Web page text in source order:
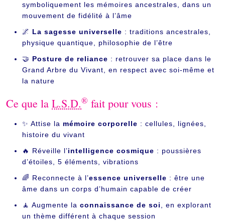
symboliquement les mémoires ancestrales, dans un
mouvement de fidélité à l’âme
🌌 La sagesse universelle : traditions ancestrales,
physique quantique, philosophie de l’être
🤝 Posture de reliance : retrouver sa place dans le
Grand Arbre du Vivant, en respect avec soi-même et
la nature
Ce que la L.S.D.® fait pour vous :
✨ Attise la mémoire corporelle : cellules, lignées,
histoire du vivant
🔥 Réveille l’intelligence cosmique : poussières
d’étoiles, 5 éléments, vibrations
🌈 Reconnecte à l’essence universelle : être une
âme dans un corps d’humain capable de créer
🧘 Augmente la connaissance de soi
, en explorant
un thème différent à chaque session